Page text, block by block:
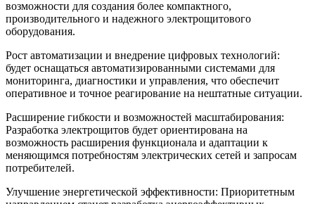
возможности для создания более компактного,
производительного и надежного электрощитового
оборудования.
Рост автоматизации и внедрение цифровых технологий:
будет оснащаться автоматизированными системами для
мониторинга, диагностики и управления, что обеспечит
оперативное и точное реагирование на нештатные ситуации.
Расширение гибкости и возможностей масштабирования:
Разработка электрощитов будет ориентирована на
возможность расширения функционала и адаптации к
меняющимся потребностям электрических сетей и запросам
потребителей.
Улучшение энергетической эффективности: Приоритетным